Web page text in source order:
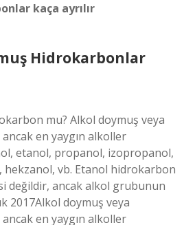
kaça ayrılır
Hidrokarbonlar
mu? Alkol doymuş veya
en yaygın alkoller
etanol, propanol, izopropanol,
vb. Etanol hidrokarbon
değildir, ancak alkol grubunun
2017Alkol doymuş veya
en yaygın alkoller